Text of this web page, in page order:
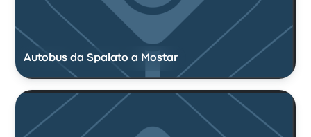
Autobus da Spalato a Mostar